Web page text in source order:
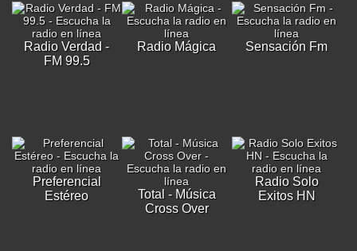
Radio Verdad -
FM 99.5
Radio Mágica Sensación Fm
Preferencial
Estéreo
Total - Música
Cross Over
Radio Solo
Exitos HN